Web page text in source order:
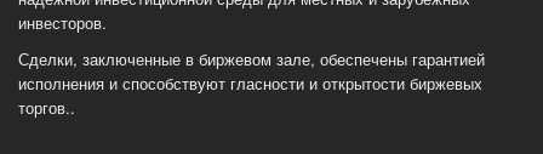
инвесторов.
Сделки, заключенные в биржевом зале, обеспечены гарантией
исполнения и способствуют гласности и открытости биржевых
торгов..